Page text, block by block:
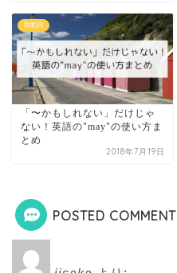
助動詞
「〜かもしれない」だけじゃ
ない！英語の"may"の使い方ま
とめ
2018年7月19日
POSTED COMMENT